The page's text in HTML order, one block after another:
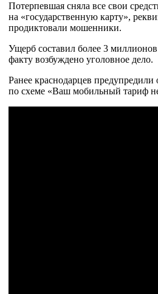
Потерпевшая сняла все свои
на «государственную карту»,
продиктовали мошенники.
Ущерб составил более 3
факту возбуждено уголовное дело.
Ранее краснодарцев предупредили
по схеме «Ваш мобильный тариф